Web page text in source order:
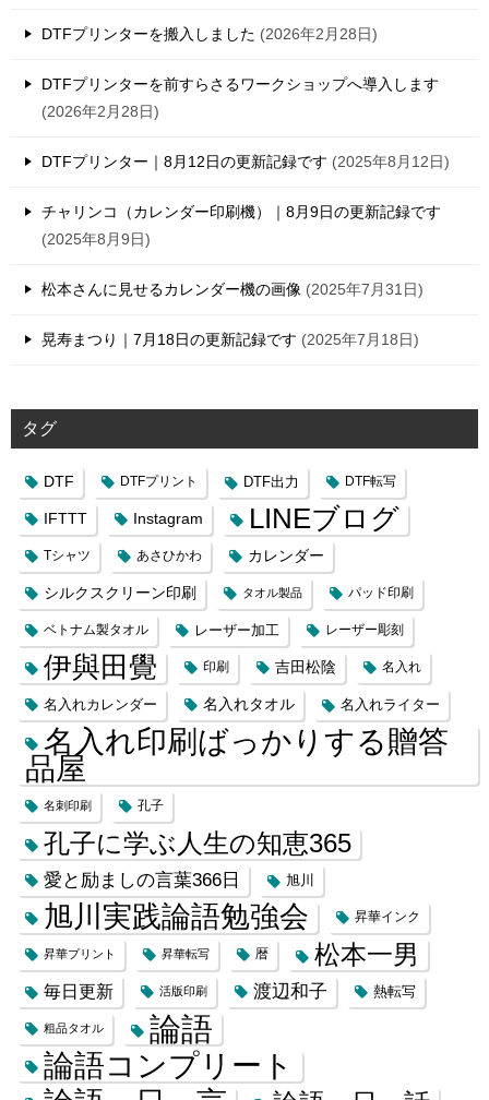
DTFプリンターを搬入しました 2026年2月28日
DTFプリンターを前すらさるワークショップへ導入します
2026年2月28日
DTFプリンター｜8月12日の更新記録です 2025年8月12日
チャリンコ（カレンダー印刷機）｜8月9日の更新記録です
2025年8月9日
松本さんに見せるカレンダー機の画像 2025年7月31日
晃寿まつり｜7月18日の更新記録です 2025年7月18日
タグ
DTF DTFプリント DTF出力 DTF転写
IFTTT Instagram LINEブログ
Tシャツ あさひかわ カレンダー
シルクスクリーン印刷 タオル製品 パッド印刷
ベトナム製タオル レーザー加工 レーザー彫刻
伊與田覺 印刷 吉田松陰 名入れ
名入れカレンダー 名入れタオル 名入れライター
名入れ印刷ばっかりする贈答
品屋
名刺印刷 孔子
孔子に学ぶ人生の知恵365
愛と励ましの言葉366日 旭川
旭川実践論語勉強会 昇華インク
昇華プリント 昇華転写 暦 松本一男
毎日更新 活版印刷 渡辺和子 熱転写
粗品タオル 論語
論語コンプリート